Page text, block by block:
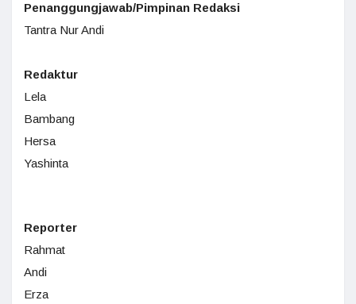
Penanggungjawab/Pimpinan Redaksi
Tantra Nur Andi
Redaktur
Lela
Bambang
Hersa
Yashinta
Reporter
Rahmat
Andi
Erza